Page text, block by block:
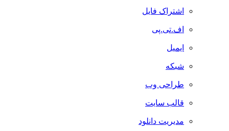
اشتراک فایل
اف.تی.پی
ایمیل
شبکه
طراحی وب
قالب سایت
مدیریت دانلود